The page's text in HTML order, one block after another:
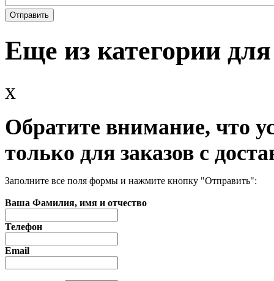
Еще из категории
x
Обратите внимание, что
только для заказов с
Заполните все поля формы и нажмите кнопку "Отправить":
Ваша Фамилия, имя и отчество
Телефон
Email